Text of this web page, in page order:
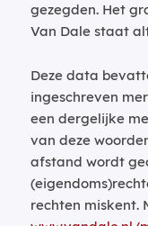
gezegden. Het
Van Dale staat
Deze data
ingeschreven
een dergelijke
van deze
afstand wordt
rechten miskent.